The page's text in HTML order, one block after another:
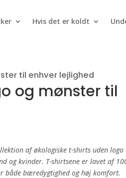
Hvis det er koldt
til enhver lejlighed
og mønster til
af økologiske t-shirts uden logo
og kvinder. T-shirtsene er lavet af
både bæredygtighed og høj komfort.